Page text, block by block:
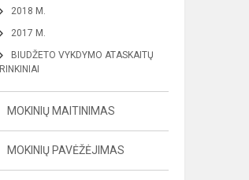
2018 M.
2017 M.
BIUDŽETO VYKDYMO ATASKAITŲ
RINKINIAI
MOKINIŲ MAITINIMAS
MOKINIŲ PAVĖŽĖJIMAS